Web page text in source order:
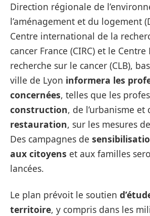
Direction régionale de
l’aménagement et du logement
Centre international de la
cancer France (CIRC) et le
recherche sur le cancer (CLB),
ville de Lyon informera les
concernées, telles que les
construction, de l’urbanisme et
restauration, sur les mesures
Des campagnes de
aux citoyens et aux familles
lancées.
Le plan prévoit le soutien
territoire, y compris dans les